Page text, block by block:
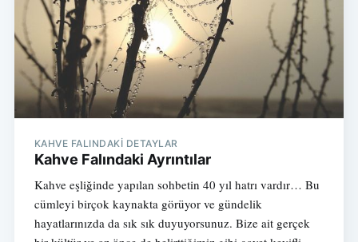
KAHVE FALINDAKI DETAYLAR
Kahve Falındaki Ayrıntılar
Kahve eşliğinde yapılan sohbetin 40 yıl hatrı vardır… Bu
cümleyi birçok kaynakta görüyor ve gündelik
hayatlarınızda da sık sık duyuyorsunuz. Bize ait gerçek